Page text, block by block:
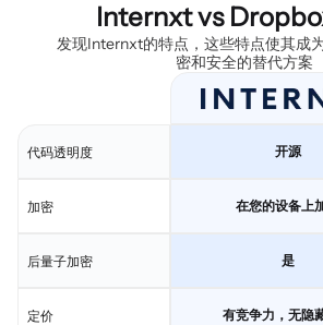
Internxt vs
发现Internxt的特点，这些特点使其成
密和安全的替代方案
代码透明度
加密
后量子加密
定价
开源
在您的设备上
是
有竞争力，无隐